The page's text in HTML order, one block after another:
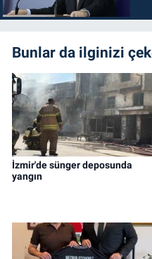
Bunlar da ilginizi
İzmir'de sünger deposunda
yangın